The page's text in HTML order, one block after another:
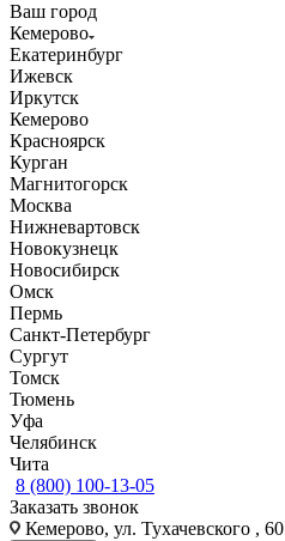
Ваш город
Кемерово
Екатеринбург
Ижевск
Иркутск
Кемерово
Красноярск
Курган
Магнитогорск
Москва
Нижневартовск
Новокузнецк
Новосибирск
Омск
Пермь
Санкт-Петербург
Сургут
Томск
Тюмень
Уфа
Челябинск
Чита
8 (800) 100-13-05
Заказать звонок
Кемерово, ул. Тухачевского , 60